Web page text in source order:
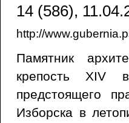
14 (586),
http://
Памятник
крепость XIV
предстоящего
Изборска в